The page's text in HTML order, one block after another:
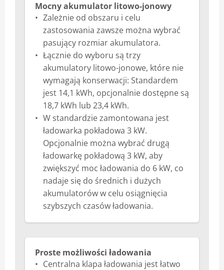
Mocny akumulator litowo-jonowy
Zależnie od obszaru i celu
zastosowania zawsze można wybrać
pasujący rozmiar akumulatora.
Łącznie do wyboru są trzy
akumulatory litowo-jonowe, które nie
wymagają konserwacji: Standardem
jest 14,1 kWh, opcjonalnie dostępne są
18,7 kWh lub 23,4 kWh.
W standardzie zamontowana jest
ładowarka pokładowa 3 kW.
Opcjonalnie można wybrać drugą
ładowarkę pokładową 3 kW, aby
zwiększyć moc ładowania do 6 kW, co
nadaje się do średnich i dużych
akumulatorów w celu osiągnięcia
szybszych czasów ładowania.
Proste możliwości ładowania
Centralna klapa ładowania jest łatwo